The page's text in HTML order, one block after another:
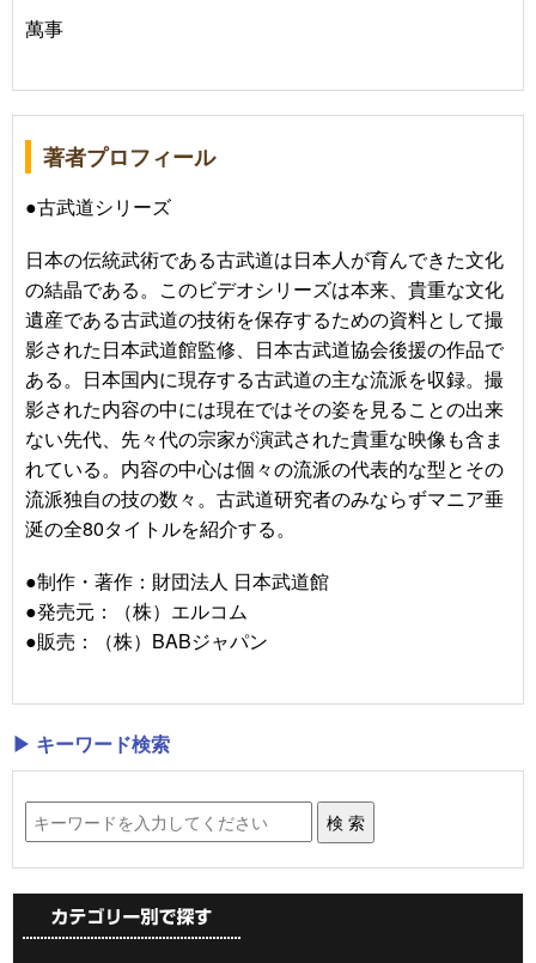
萬事
著者プロフィール
●古武道シリーズ
日本の伝統武術である古武道は日本人が育んできた文化
の結晶である。このビデオシリーズは本来、貴重な文化
遺産である古武道の技術を保存するための資料として撮
影された日本武道館監修、日本古武道協会後援の作品で
ある。日本国内に現存する古武道の主な流派を収録。撮
影された内容の中には現在ではその姿を見ることの出来
ない先代、先々代の宗家が演武された貴重な映像も含ま
れている。内容の中心は個々の流派の代表的な型とその
流派独自の技の数々。古武道研究者のみならずマニア垂
涎の全80タイトルを紹介する。
●制作・著作：財団法人 日本武道館
●発売元：（株）エルコム
●販売：（株）BABジャパン
▶ キーワード検索